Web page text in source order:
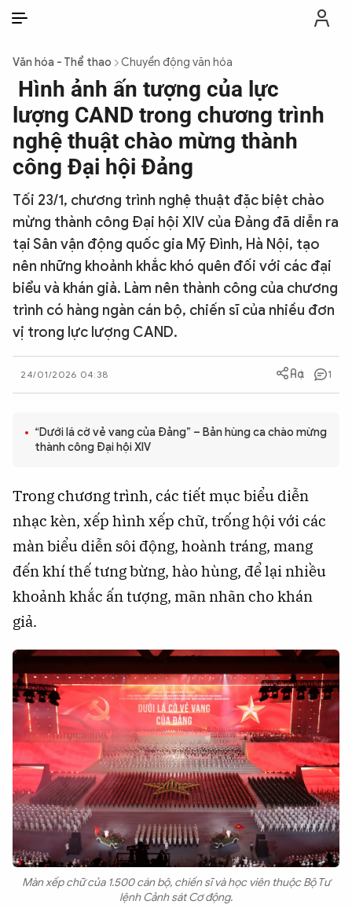
THỜI SỰ
CHỐNG DIỄN BIẾN HÒA BÌNH
CÔNG AN TRONG LÒNG DÂN
XÃ HỘI
PHÁP LUẬT
QUỐC TẾ
ĐA PHƯƠNG TIỆN
eMagazine
Podcast
Video Ảnh
Chuyên đề
Văn hóa - Thể thao Chuyển động văn hóa
Hình ảnh ấn tượng của lực
lượng CAND trong chương trình
nghệ thuật chào mừng thành
công Đại hội Đảng
Tối 23/1, chương trình nghệ thuật đặc biệt chào
mừng thành công Đại hội XIV của Đảng đã diễn ra
tại Sân vận động quốc gia Mỹ Đình, Hà Nội, tạo
nên những khoảnh khắc khó quên đối với các đại
biểu và khán giả. Làm nên thành công của chương
trình có hàng ngàn cán bộ, chiến sĩ của nhiều đơn
vị trong lực lượng CAND.
24/01/2026 04:38 1
“Dưới lá cờ vẻ vang của Đảng” – Bản hùng ca chào mừng
thành công Đại hội XIV
Trong chương trình, các tiết mục biểu diễn
nhạc kèn, xếp hình xếp chữ, trống hội với các
màn biểu diễn sôi động, hoành tráng, mang
đến khí thế tưng bừng, hào hùng, để lại nhiều
khoảnh khắc ấn tượng, mãn nhãn cho khán
giả.
Màn xếp chữ của 1.500 cán bộ, chiến sĩ và học viên thuộc Bộ Tư
lệnh Cảnh sát Cơ động.